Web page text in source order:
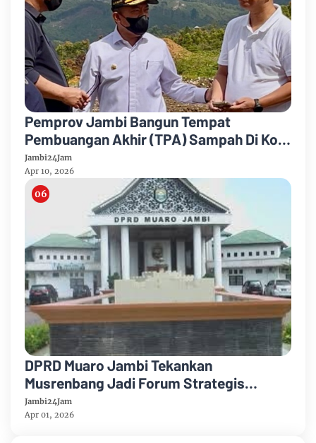
Pemprov Jambi Bangun Tempat
Pembuangan Akhir (TPA) Sampah Di Kota
Sungai Penuh, Anggarkan Rp 3 Miliar
Jambi24Jam
Apr 10, 2026
DPRD Muaro Jambi Tekankan
Musrenbang Jadi Forum Strategis
Perencanaan Pembangunan
Jambi24Jam
Apr 01, 2026